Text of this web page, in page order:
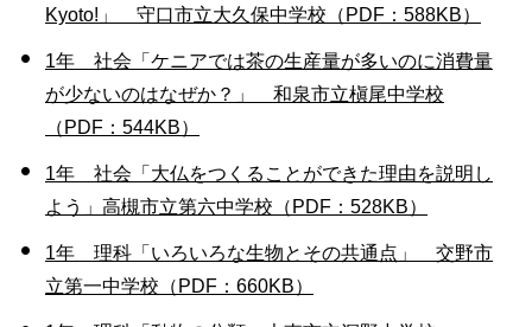
Kyoto!」 守口市立大久保中学校（PDF：588KB）
1年 社会「ケニアでは茶の生産量が多いのに消費量
が少ないのはなぜか？」 和泉市立槇尾中学校
（PDF：544KB）
1年 社会「大仏をつくることができた理由を説明し
よう」高槻市立第六中学校（PDF：528KB）
1年 理科「いろいろな生物とその共通点」 交野市
立第一中学校（PDF：660KB）